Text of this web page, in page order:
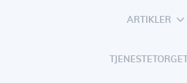
ARTIKLER